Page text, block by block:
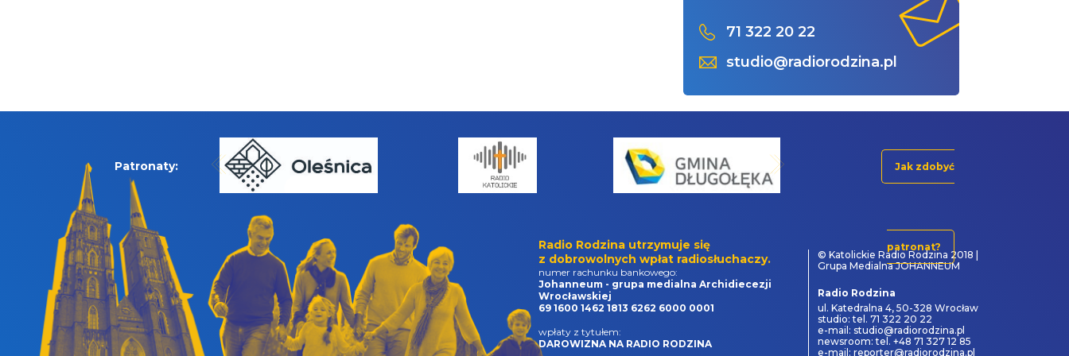
71 322 20 22
studio@radiorodzina.pl
Patronaty: Jak zdobyć
patronat?
Radio Rodzina utrzymuje się
z dobrowolnych wpłat radiosłuchaczy.
numer rachunku bankowego:
Johanneum - grupa medialna Archidiecezji
Wrocławskiej
69 1600 1462 1813 6262 6000 0001
wpłaty z tytułem:
DAROWIZNA NA RADIO RODZINA
© Katolickie Radio Rodzina 2018 |
Grupa Medialna JOHANNEUM
Radio Rodzina
ul. Katedralna 4, 50-328 Wrocław
studio: tel. 71 322 20 22
e-mail: studio@radiorodzina.pl
newsroom: tel. +48 71 327 12 85
e-mail: reporter@radiorodzina.pl